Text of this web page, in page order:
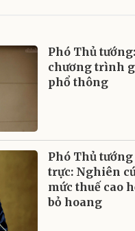
Phó Thủ
chương trình
phổ thông
Phó Thủ
trực: Nghiên
mức thuế cao
bỏ hoang